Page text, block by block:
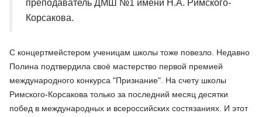
преподаватель ДМШ №1 имени Н.А. Римского-
Корсакова.
С концертмейстером ученицам школы тоже повезло. Недавно
Полина подтвердила своё мастерство первой премией
международного конкурса "Признание". На счету школы
Римского-Корсакова только за последний месяц десятки
побед в международных и всероссийских состязаниях. И этот